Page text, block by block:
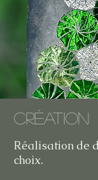
Création
Réalisation de
choix.